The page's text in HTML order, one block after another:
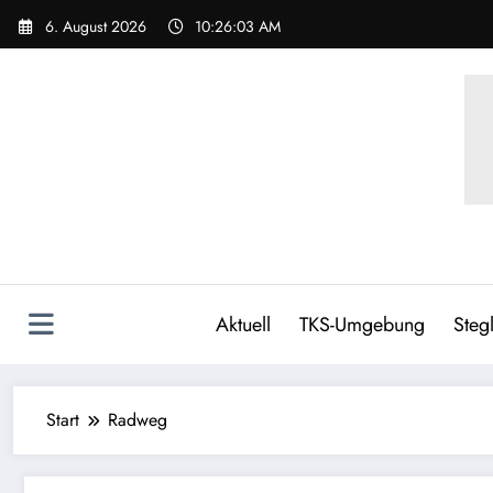
Zum
Inhalt
6. August 2026 10:26:03 AM
Aktuell TKS-Umgebung
Start Radweg